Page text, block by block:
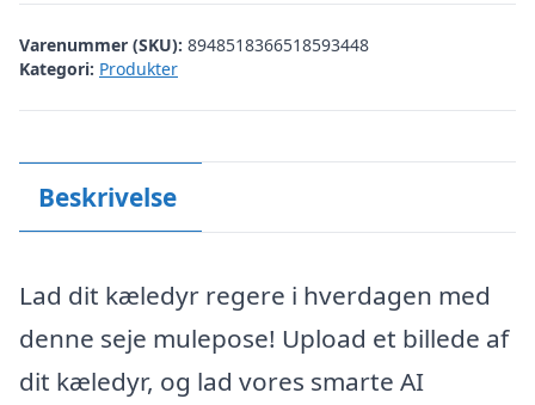
Varenummer (SKU): 8948518366518593448
Kategori: Produkter
Beskrivelse
Lad dit kæledyr regere i hverdagen med
denne seje mulepose! Upload et billede af
dit kæledyr, og lad vores smarte AI